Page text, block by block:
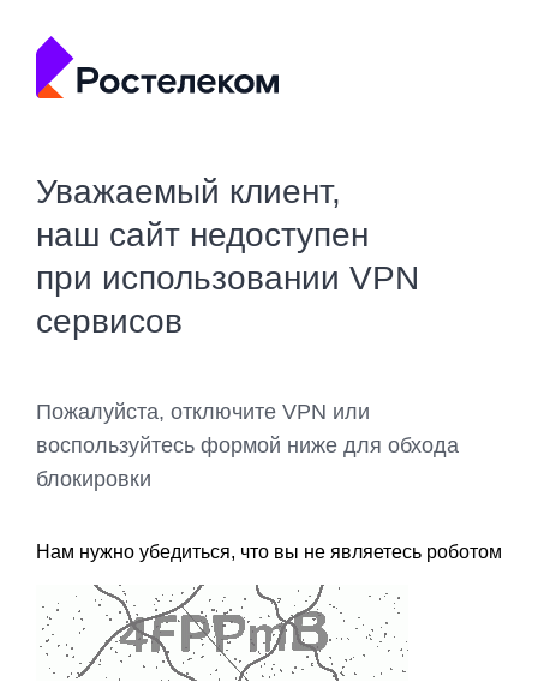
Уважаемый клиент,
наш сайт недоступен
при использовании VPN
сервисов
Пожалуйста, отключите VPN или
воспользуйтесь формой ниже для обхода
блокировки
Нам нужно убедиться, что вы не являетесь роботом